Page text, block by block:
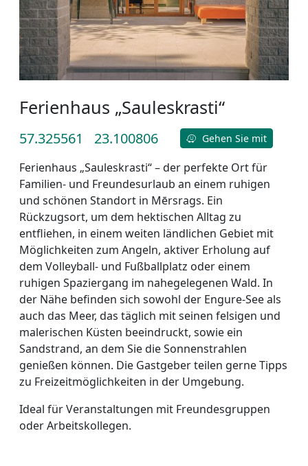
Ferienhaus „Sauleskrasti“
57.325561 23.100806 Gehen Sie mit
Ferienhaus „Sauleskrasti“ – der perfekte Ort für
Familien- und Freundesurlaub an einem ruhigen
und schönen Standort in Mērsrags. Ein
Rückzugsort, um dem hektischen Alltag zu
entfliehen, in einem weiten ländlichen Gebiet mit
Möglichkeiten zum Angeln, aktiver Erholung auf
dem Volleyball- und Fußballplatz oder einem
ruhigen Spaziergang im nahegelegenen Wald. In
der Nähe befinden sich sowohl der Engure-See als
auch das Meer, das täglich mit seinen felsigen und
malerischen Küsten beeindruckt, sowie ein
Sandstrand, an dem Sie die Sonnenstrahlen
genießen können. Die Gastgeber teilen gerne Tipps
zu Freizeitmöglichkeiten in der Umgebung.
Ideal für Veranstaltungen mit Freundesgruppen
oder Arbeitskollegen.